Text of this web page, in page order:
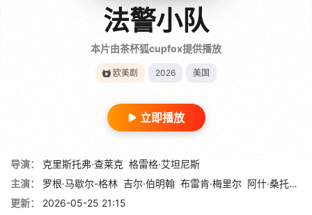
法警小队
本片由茶杯狐cupfox提供播放
欧美剧 2026 美国
立即播放
导演： 克里斯托弗·查莱克 格雷格·艾坦尼斯
主演：
罗根·马歇尔-格林 吉尔·伯明翰 布雷肯·梅里尔 阿什·桑托斯
更新：
2026-05-25 21:15